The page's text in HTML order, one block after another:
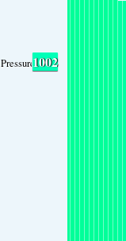
Pressure1002